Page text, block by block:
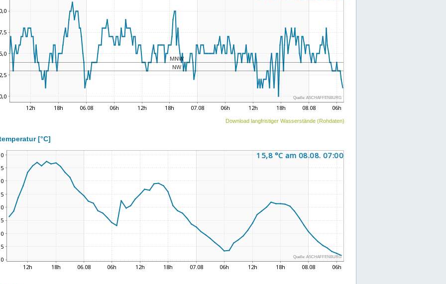
Download langfristiger Wasserstände (Rohdaten)
[°C]